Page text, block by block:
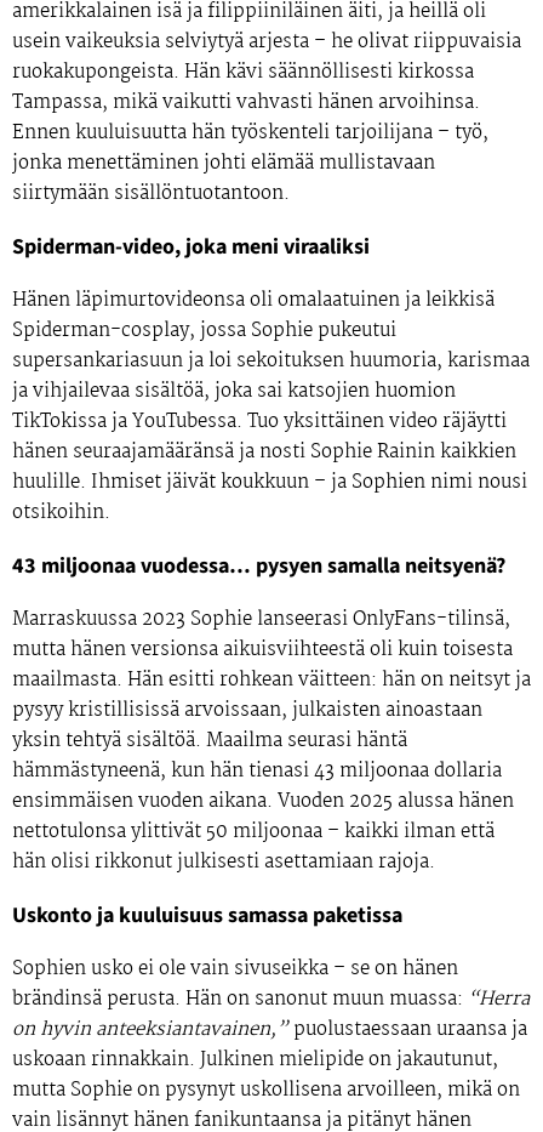
amerikkalainen isä jafilippiiniläinen äiti, ja heillä oli
usein vaikeuksia selviytyä arjesta – he olivat riippuvaisia
ruokakupongeista. Hän kävi säännöllisesti kirkossa
Tampassa, mikä vaikutti vahvasti hänen arvoihinsa.
Ennen kuuluisuutta hän työskenteli tarjoilijana – työ,
jonka menettäminen johti elämää mullistavaan
siirtymään sisällöntuotantoon.
Spiderman-video, joka meni viraaliksi
Hänen läpimurtovideonsa oli omalaatuinen ja leikkisä
Spiderman-cosplay, jossa Sophie pukeutui
supersankariasuun ja loi sekoituksen huumoria, karismaa
ja vihjailevaa sisältöä, joka sai katsojien huomion
TikTokissa ja YouTubessa. Tuo yksittäinen video räjäytti
hänen seuraajamääränsä ja nosti Sophie Rainin kaikkien
huulille. Ihmiset jäivät koukkuun – ja Sophien nimi nousi
otsikoihin.
43 miljoonaa vuodessa… pysyen samalla neitsyenä?
Marraskuussa 2023 Sophie lanseerasiOnlyFans-tilinsä,
mutta hänen versionsa aikuisviihteestä oli kuin toisesta
maailmasta. Hän esitti rohkean väitteen: hän on neitsyt ja
pysyykristillisissä arvoissaan, julkaisten ainoastaan
yksin tehtyä sisältöä. Maailma seurasi häntä
hämmästyneenä, kun hän tienasi43 miljoonaa dollaria
ensimmäisen vuoden aikana. Vuoden 2025 alussahänen
nettotulonsa ylittivät 50 miljoonaa – kaikki ilman että
hän olisi rikkonut julkisesti asettamiaan rajoja.
Uskonto ja kuuluisuus samassa paketissa
Sophien usko ei ole vain sivuseikka – se on hänen
brändinsä perusta. Hän on sanonut muun muassa: “Herra
on hyvin anteeksiantavainen,”puolustaessaan uraansa ja
uskoaan rinnakkain. Julkinen mielipide on jakautunut,
mutta Sophie on pysynyt uskollisena arvoilleen, mikä on
vain lisännyt hänen fanikuntaansa ja pitänyt hänen